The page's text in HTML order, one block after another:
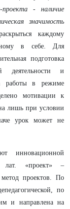
проекта - наличие
значимость
каждому
в себе. Для
подготовка
деятельности и
работы в режиме
мотивации к
лишь при условии
урок может не
инновационной
лат. «проект» –
проектов. По
по
и направлена на